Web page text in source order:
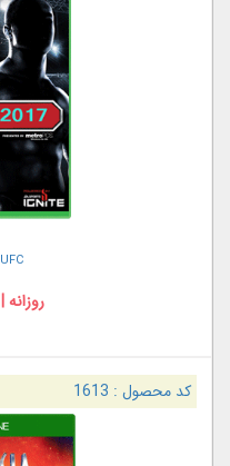
کد محصول : 1613